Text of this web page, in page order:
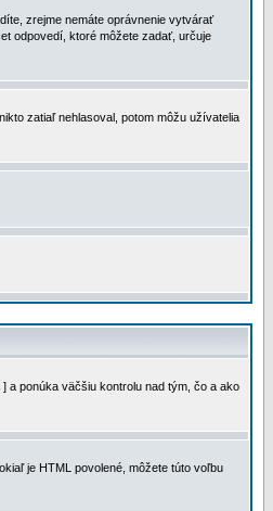
zrejme nemáte oprávnenie vytvárať
odpovedí, ktoré môžete zadať, určuje
zatiaľ nehlasoval, potom môžu užívatelia
a ponúka väčšiu kontrolu nad tým, čo a ako
je HTML povolené, môžete túto voľbu